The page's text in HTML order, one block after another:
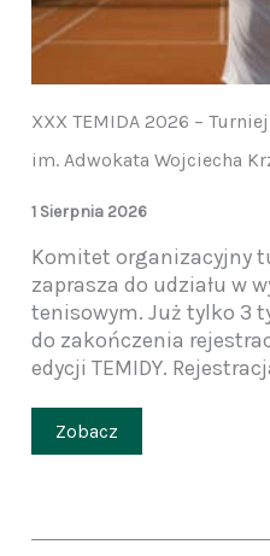
XXX TEMIDA 2026 –
im. Adwokata Wojciecha
1 Sierpnia 2026
Komitet organizacyjny
zaprasza do udziału w
tenisowym. Już tylko 3
do zakończenia
edycji TEMIDY.
Zobacz